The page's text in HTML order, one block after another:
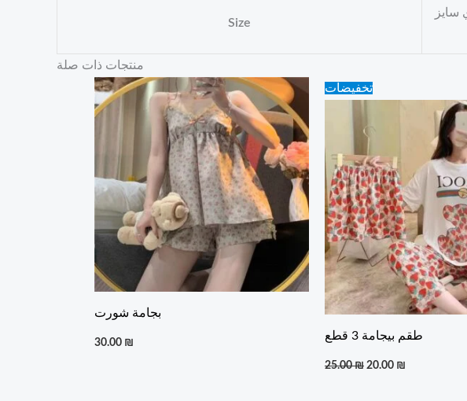
Size
سايز
منتجات ذات صلة
بجامة شورت
30.00 ₪
تخفيضات
طقم بيجامة 3 قطع
25.00₪
Original
price
20.00 ₪
price
20.00 ₪.